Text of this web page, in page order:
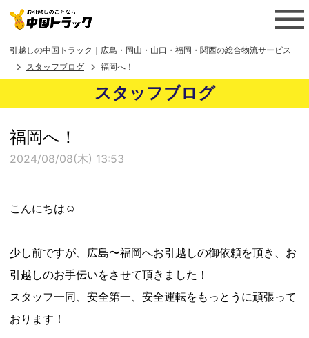
引越しの中国トラック｜広島・岡山・山口・福岡・関西の総合物流サービス
スタッフブログ
福岡へ！
スタッフブログ
福岡へ！
2024/08/08(木) 13:53
こんにちは☺️
少し前ですが、広島〜福岡へお引越しの御依頼を頂き、お
引越しのお手伝いをさせて頂きました！
スタッフ一同、安全第一、安全運転をもっとうに頑張って
おります！